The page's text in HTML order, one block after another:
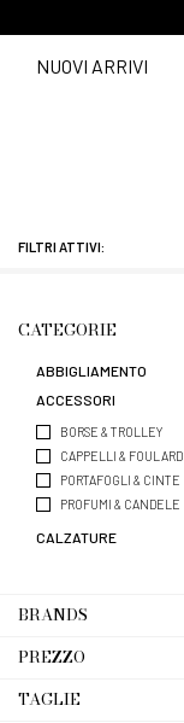
NUOVI ARRIVI
FILTRI ATTIVI:
CATEGORIE
ABBIGLIAMENTO
ACCESSORI
BORSE & TROLLEY
CAPPELLI & FOULARD
PORTAFOGLI & CINTE
PROFUMI & CANDELE
CALZATURE
BRANDS
PREZZO
TAGLIE